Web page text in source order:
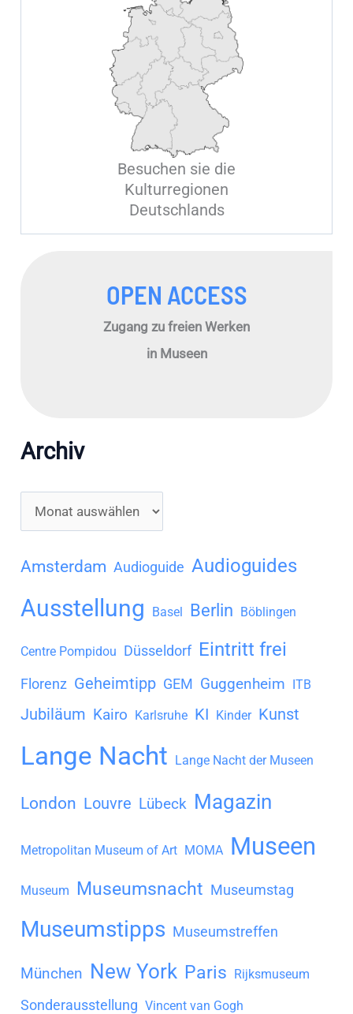
Besuchen sie die
Kulturregionen
Deutschlands
OPEN ACCESS
Zugang zu freien Werken
in Museen
Archiv
r
c
i
Amsterdam Audioguide Audioguides
Ausstellung Basel Berlin Böblingen
Centre Pompidou Düsseldorf Eintritt frei
Florenz Geheimtipp GEM Guggenheim ITB
Jubiläum Kairo Karlsruhe KI Kinder Kunst
Lange Nacht Lange Nacht der Museen
London Louvre Lübeck Magazin
Metropolitan Museum of Art MOMA Museen
Museum Museumsnacht Museumstag
Museumstipps Museumstreffen
München New York Paris Rijksmuseum
Sonderausstellung Vincent van Gogh